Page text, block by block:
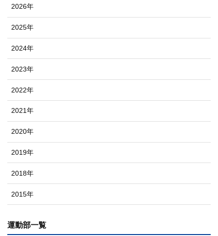
2026年
2025年
2024年
2023年
2022年
2021年
2020年
2019年
2018年
2015年
運動部一覧